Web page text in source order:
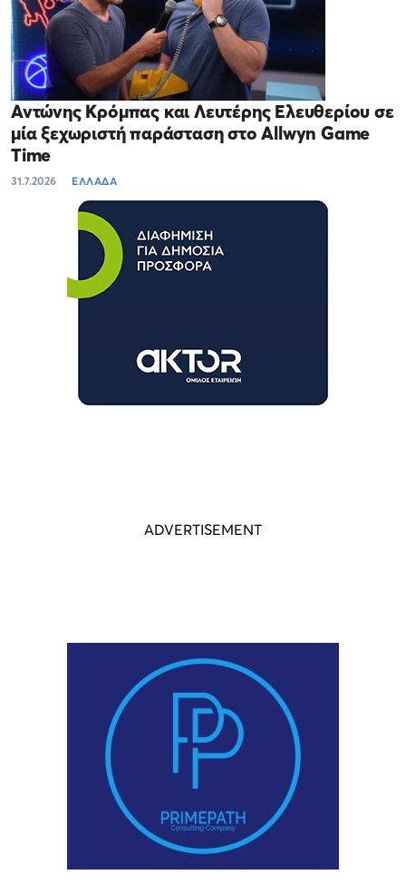
Αντώνης Κρόμπας και Λευτέρης Ελευθερίου σε
μία ξεχωριστή παράσταση στο Allwyn Game
Time
31.7.2026 ΕΛΛΑΔΑ